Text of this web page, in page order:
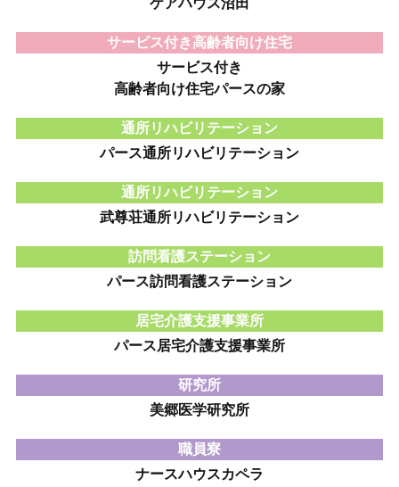
ケアハウス沼田
サービス付き高齢者向け住宅
サービス付き
高齢者向け住宅パースの家
通所リハビリテーション
パース通所リハビリテーション
通所リハビリテーション
武尊荘通所リハビリテーション
訪問看護ステーション
パース訪問看護ステーション
居宅介護支援事業所
パース居宅介護支援事業所
研究所
美郷医学研究所
職員寮
ナースハウスカペラ